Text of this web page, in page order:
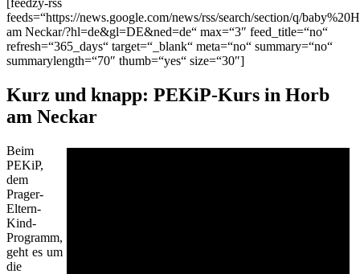
[feedzy-rss
feeds=“https://news.google.com/news/rss/search/section/q/
am Neckar/?hl=de&gl=DE&ned=de“ max=“3″ feed_title=“no“
refresh=“365_days“ target=“_blank“ meta=“no“ summary=“no“
summarylength=“70″ thumb=“yes“ size=“30″]
Kurz und knapp: PEKiP-Kurs in Horb
am Neckar
Beim
PEKiP,
dem
Prager-
Eltern-
Kind-
Programm,
geht es um
die